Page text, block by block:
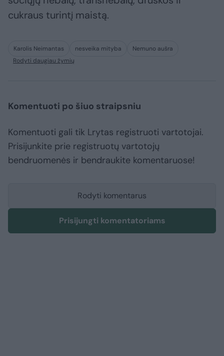
cukraus turintį maistą.
Karolis Neimantas nesveika mityba
Nemuno aušra
Rodyti daugiau žymių
Komentuoti po šiuo straipsniu
Komentuoti gali tik Lrytas registruoti vartotojai.
Prisijunkite prie registruotų vartotojų
bendruomenės ir bendraukite komentaruose!
Rodyti komentarus
Prisijungti komentatoriams